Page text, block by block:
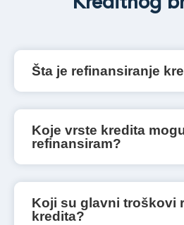
Šta je refinansiranje
sklapanje novog ugovora o
postojeća dugovanja
po povoljnijim uslovima.
Koje vrste kredita
refinansiram?
kreditne kartice, zaduženje
Koji su glavni troškovi
kredita?